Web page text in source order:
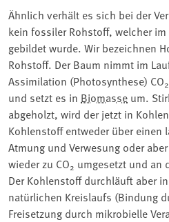
Ähnlich verhält es sich bei der
kein fossiler Rohstoff, welcher
gebildet wurde. Wir bezeichnen
Rohstoff. Der Baum nimmt im
Assimilation (Photosynthese) CO2
und setzt es in Biomasse um.
abgeholzt, wird der jetzt in
Kohlenstoff entweder über einen
Atmung und Verwesung oder
wieder zu CO2 umgesetzt und an
Der Kohlenstoff durchläuft aber
natürlichen Kreislaufs (Bindung
Freisetzung durch mikrobielle